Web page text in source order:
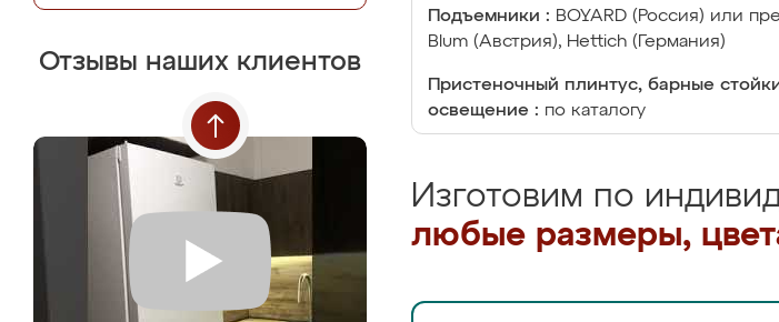
Отзывы наших клиентов
Подъемники : BOYARD (Россия) или
Blum (Австрия), Hettich (Германия)
Пристеночный плинтус, барные
освещение : по каталогу
Изготовим по
любые размеры,